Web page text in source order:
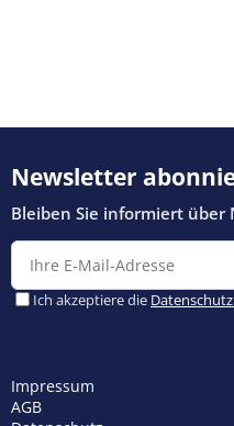
Impressum
AGB